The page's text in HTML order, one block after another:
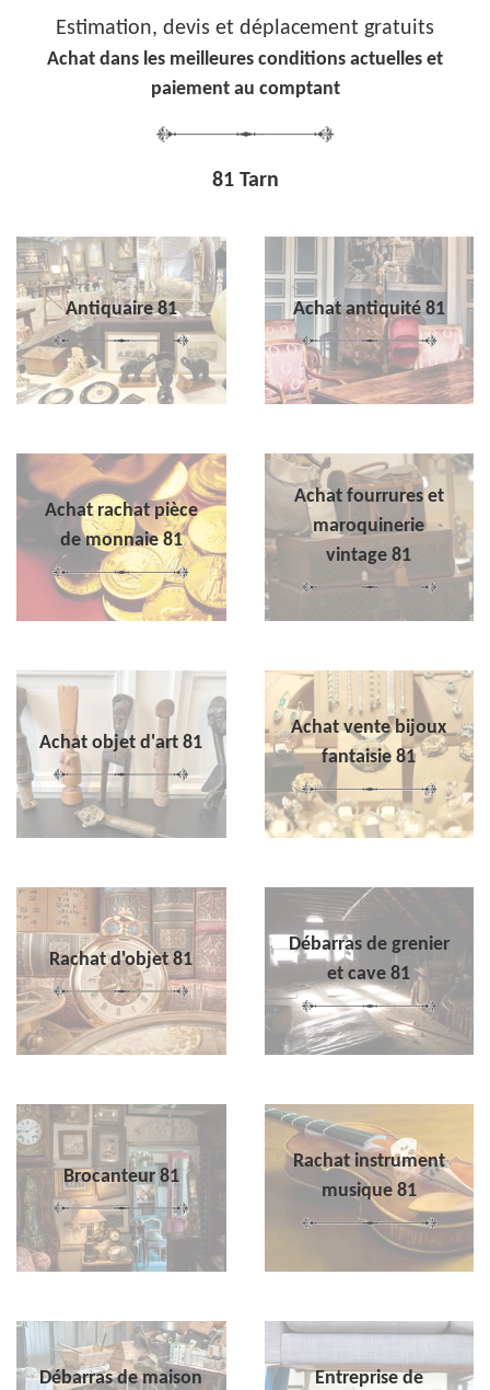
Estimation, devis et déplacement gratuits
Achat dans les meilleures conditions actuelles et
paiement au comptant
81 Tarn
Antiquaire 81 Achat antiquité 81
Achat rachat pièce
de monnaie 81
Achat fourrures et
maroquinerie
vintage 81
Achat objet d'art 81
Achat vente bijoux
fantaisie 81
Rachat d'objet 81
Débarras de grenier
et cave 81
Brocanteur 81
Rachat instrument
musique 81
Débarras de maison
Entreprise de